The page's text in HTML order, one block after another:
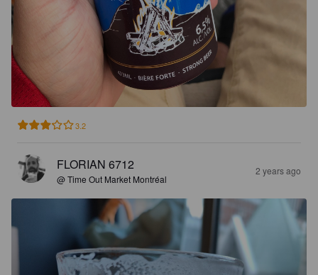
3.2
FLORIAN 6712
@ Time Out Market Montréal
2 years ago